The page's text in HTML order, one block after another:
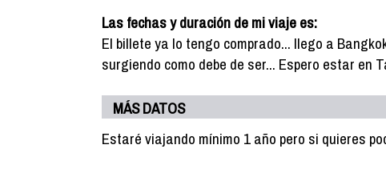
Las fechas y duración de mi viaje es:
El billete ya lo tengo comprado... llego a
surgiendo como debe de ser... Espero estar en
MÁS DATOS
Estaré viajando mínimo 1 año pero si quieres